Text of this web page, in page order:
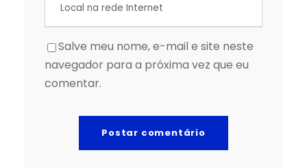
Salve meu nome, e-mail e site neste
navegador para a próxima vez que eu
comentar.